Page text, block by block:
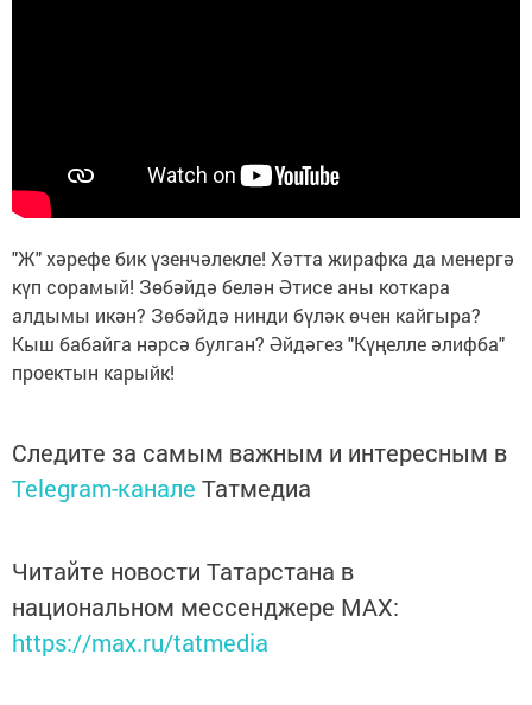
"Ж" хәрефе бик үзенчәлекле! Хәтта жирафка да менергә
күп сорамый! Зөбәйдә белән Әтисе аны коткара
алдымы икән? Зөбәйдә нинди бүләк өчен кайгыра?
Кыш бабайга нәрсә булган? Әйдәгез "Күңелле әлифба"
проектын карыйк!
Следите за самым важным и интересным в
Telegram-канале Татмедиа
Читайте новости Татарстана в
национальном мессенджере MАХ:
https://max.ru/tatmedia